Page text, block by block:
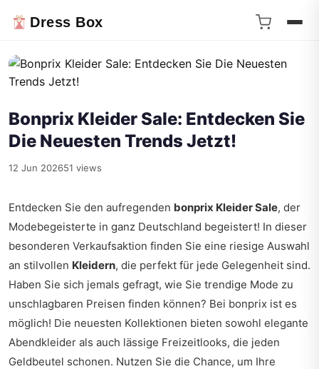
Dress Box
Bonprix Kleider Sale: Entdecken Sie
Die Neuesten Trends Jetzt!
12 Jun 202651 views
Entdecken Sie den aufregenden bonprix Kleider Sale, der
Modebegeisterte in ganz Deutschland begeistert! In dieser
besonderen Verkaufsaktion finden Sie eine riesige Auswahl
an stilvollen Kleidern, die perfekt für jede Gelegenheit sind.
Haben Sie sich jemals gefragt, wie Sie trendige Mode zu
unschlagbaren Preisen finden können? Bei bonprix ist es
möglich! Die neuesten Kollektionen bieten sowohl elegante
Abendkleider als auch lässige Freizeitlooks, die jeden
Geldbeutel schonen. Nutzen Sie die Chance, um Ihre